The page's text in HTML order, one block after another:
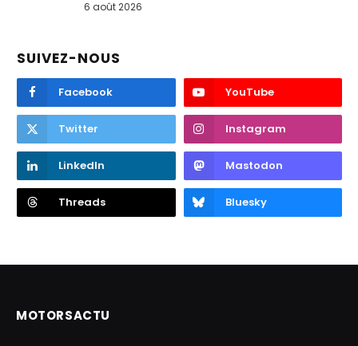
6 août 2026
SUIVEZ-NOUS
Facebook YouTube
Twitter Instagram
LinkedIn Mastodon
Threads Bluesky
MOTORSACTU